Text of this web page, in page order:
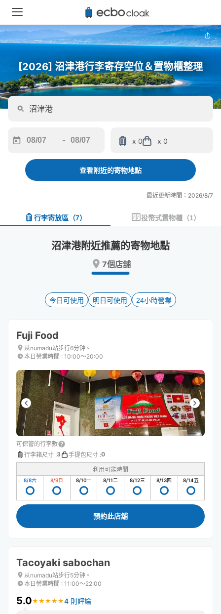
[2026] 沼津港行李寄存空位＆置物櫃整理
forward
interact
and
the
keyboard
shortcuts
for
changing
dates.
-
backward
interact
and
a
date.
key
to
shortcuts
for
changing
dates.
x 0 x 0
查看附近的寄物地點
最近更新時間：2026/8/7
行李寄放區 （7） 投幣式置物櫃 （1）
沼津港附近推薦的寄物地點
7個店舖
今日可使用 明日可使用 24小時營業
Fuji Food
从numadu站步行6分钟。
本日營業時間 : 10:00〜20:00
可保管的行李數
行李箱尺寸 :3 手提包尺寸 :0
利用可能時間
8/8六 8/9日 8/10一 8/11二 8/12三 8/13四 8/14五
預約此店舖
Tacoyaki sabochan
从numadu站步行5分钟。
本日營業時間 : 11:00〜22:00
5.0★ ★ ★ ★ ★
★ ★ ★ ★ ★4 則評論